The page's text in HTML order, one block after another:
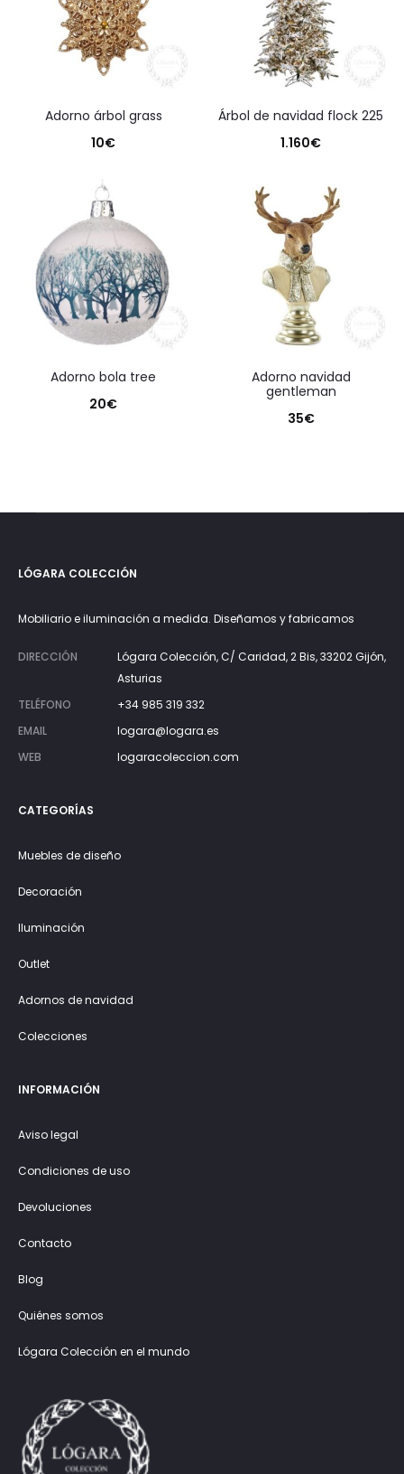
adorno árbol grass
10€
árbol de navidad flock 225
1.160€
adorno bola tree
20€
adorno navidad
gentleman
35€
LÓGARA COLECCIÓN
Mobiliario e iluminación a medida. Diseñamos y fabricamos
DIRECCIÓN
Lógara Colección, C/ Caridad, 2 Bis, 33202 Gijón,
Asturias
TELÉFONO
+34 985 319 332
EMAIL
logara@logara.es
WEB
logaracoleccion.com
CATEGORÍAS
Muebles de diseño
Decoración
Iluminación
Outlet
Adornos de navidad
Colecciones
INFORMACIÓN
Aviso legal
Condiciones de uso
Devoluciones
Contacto
Blog
Quiénes somos
Lógara Colección en el mundo